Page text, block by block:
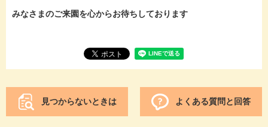
みなさまのご来園を心からお待ちしております
見つからないときは よくある質問と回答